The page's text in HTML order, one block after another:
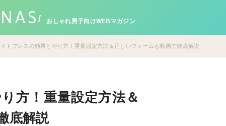
おしゃれ男子向けWEBマガジン
イトプレスの効果とやり方！重量設定方法＆正しいフォームも動画で徹底解説
方！重量設定方法＆
底解説